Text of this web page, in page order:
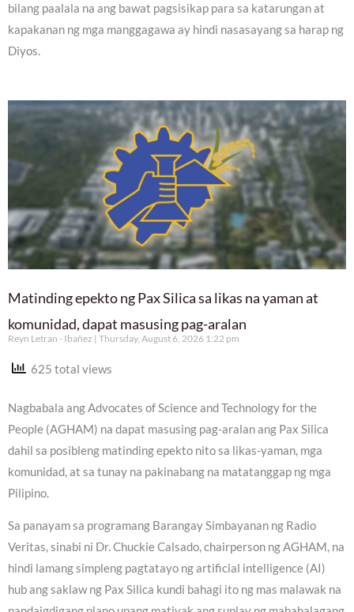
bilang paalala na ang bawat pagsisikap para sa katarungan at
kapakanan ng mga manggagawa ay hindi nasasayang sa harap ng
Diyos.
Matinding epekto ng Pax Silica sa likas na yaman at
komunidad, dapat masusing pag-aralan
Reyn Letran - Ibañez Thursday, August 6, 2026 1:22 pm
625 total views
Nagbabala ang Advocates of Science and Technology for the
People (AGHAM) na dapat masusing pag-aralan ang Pax Silica
dahil sa posibleng matinding epekto nito sa likas-yaman, mga
komunidad, at sa tunay na pakinabang na matatanggap ng mga
Pilipino.
Sa panayam sa programang Barangay Simbayanan ng Radio
Veritas, sinabi ni Dr. Chuckie Calsado, chairperson ng AGHAM, na
hindi lamang simpleng pagtatayo ng artificial intelligence (AI)
hub ang saklaw ng Pax Silica kundi bahagi ito ng mas malawak na